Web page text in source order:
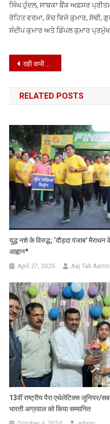
ਸਿੰਘ ਹੁੰਦਲ, ਸਾਬਕਾ ਬੈਂਕ ਅਫ਼ਸਰ
ਰੋਹਿਤ ਵਰਮਾ, ਕੋਚ ਵਿਜੇ ਕੁਮਾਰ, ਸੋਢੀ,
ਸੰਦੀਪ ਕੁਮਾਰ ਅਤੇ ਡਿੰਪਲ ਕੁਮਾਰ
Post
navigation
दही कभी भी और उसके साथ कुछ भी खा लेते हैं तो आज से बंद कर दें, ये चीजें Curd खाते हुए ना लें
RELATED POSTS
युद्ध नशे के विरुद्ध; ‘दौड़दा पंजाब’
आह्वान*
April 27, 2025 Aaj Tak
13वीं राष्ट्रीय पैरा एथेलेटिक्स
भारती अग्रवाल को किया सम्मानित